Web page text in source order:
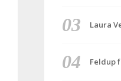
Laura
Feldup